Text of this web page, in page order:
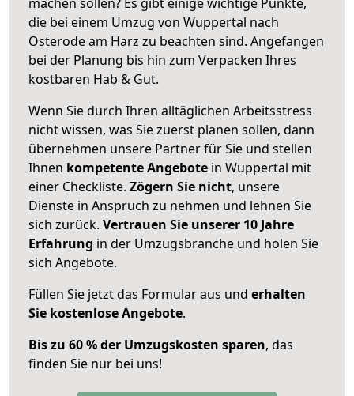
die bei einem Umzug von Wuppertal nach
Osterode am Harz zu beachten sind. Angefangen
bei der Planung bis hin zum Verpacken Ihres
kostbaren Hab & Gut.
Wenn Sie durch Ihren alltäglichen Arbeitsstress
nicht wissen, was Sie zuerst planen sollen, dann
übernehmen unsere Partner für Sie und stellen
Ihnen kompetente Angebote in Wuppertal mit
einer Checkliste. Zögern Sie nicht, unsere
Dienste in Anspruch zu nehmen und lehnen Sie
sich zurück. Vertrauen Sie unserer 10 Jahre
Erfahrung in der Umzugsbranche und holen Sie
sich Angebote.
Füllen Sie jetzt das Formular aus und erhalten
Sie kostenlose Angebote.
Bis zu 60 % der Umzugskosten sparen, das
finden Sie nur bei uns!